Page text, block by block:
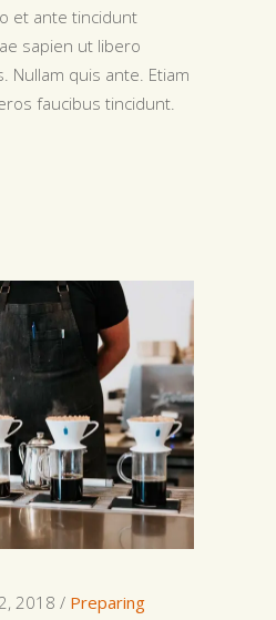
et ante tincidunt
sapien ut libero
Nullam quis ante. Etiam
faucibus tincidunt.
2018 Preparing